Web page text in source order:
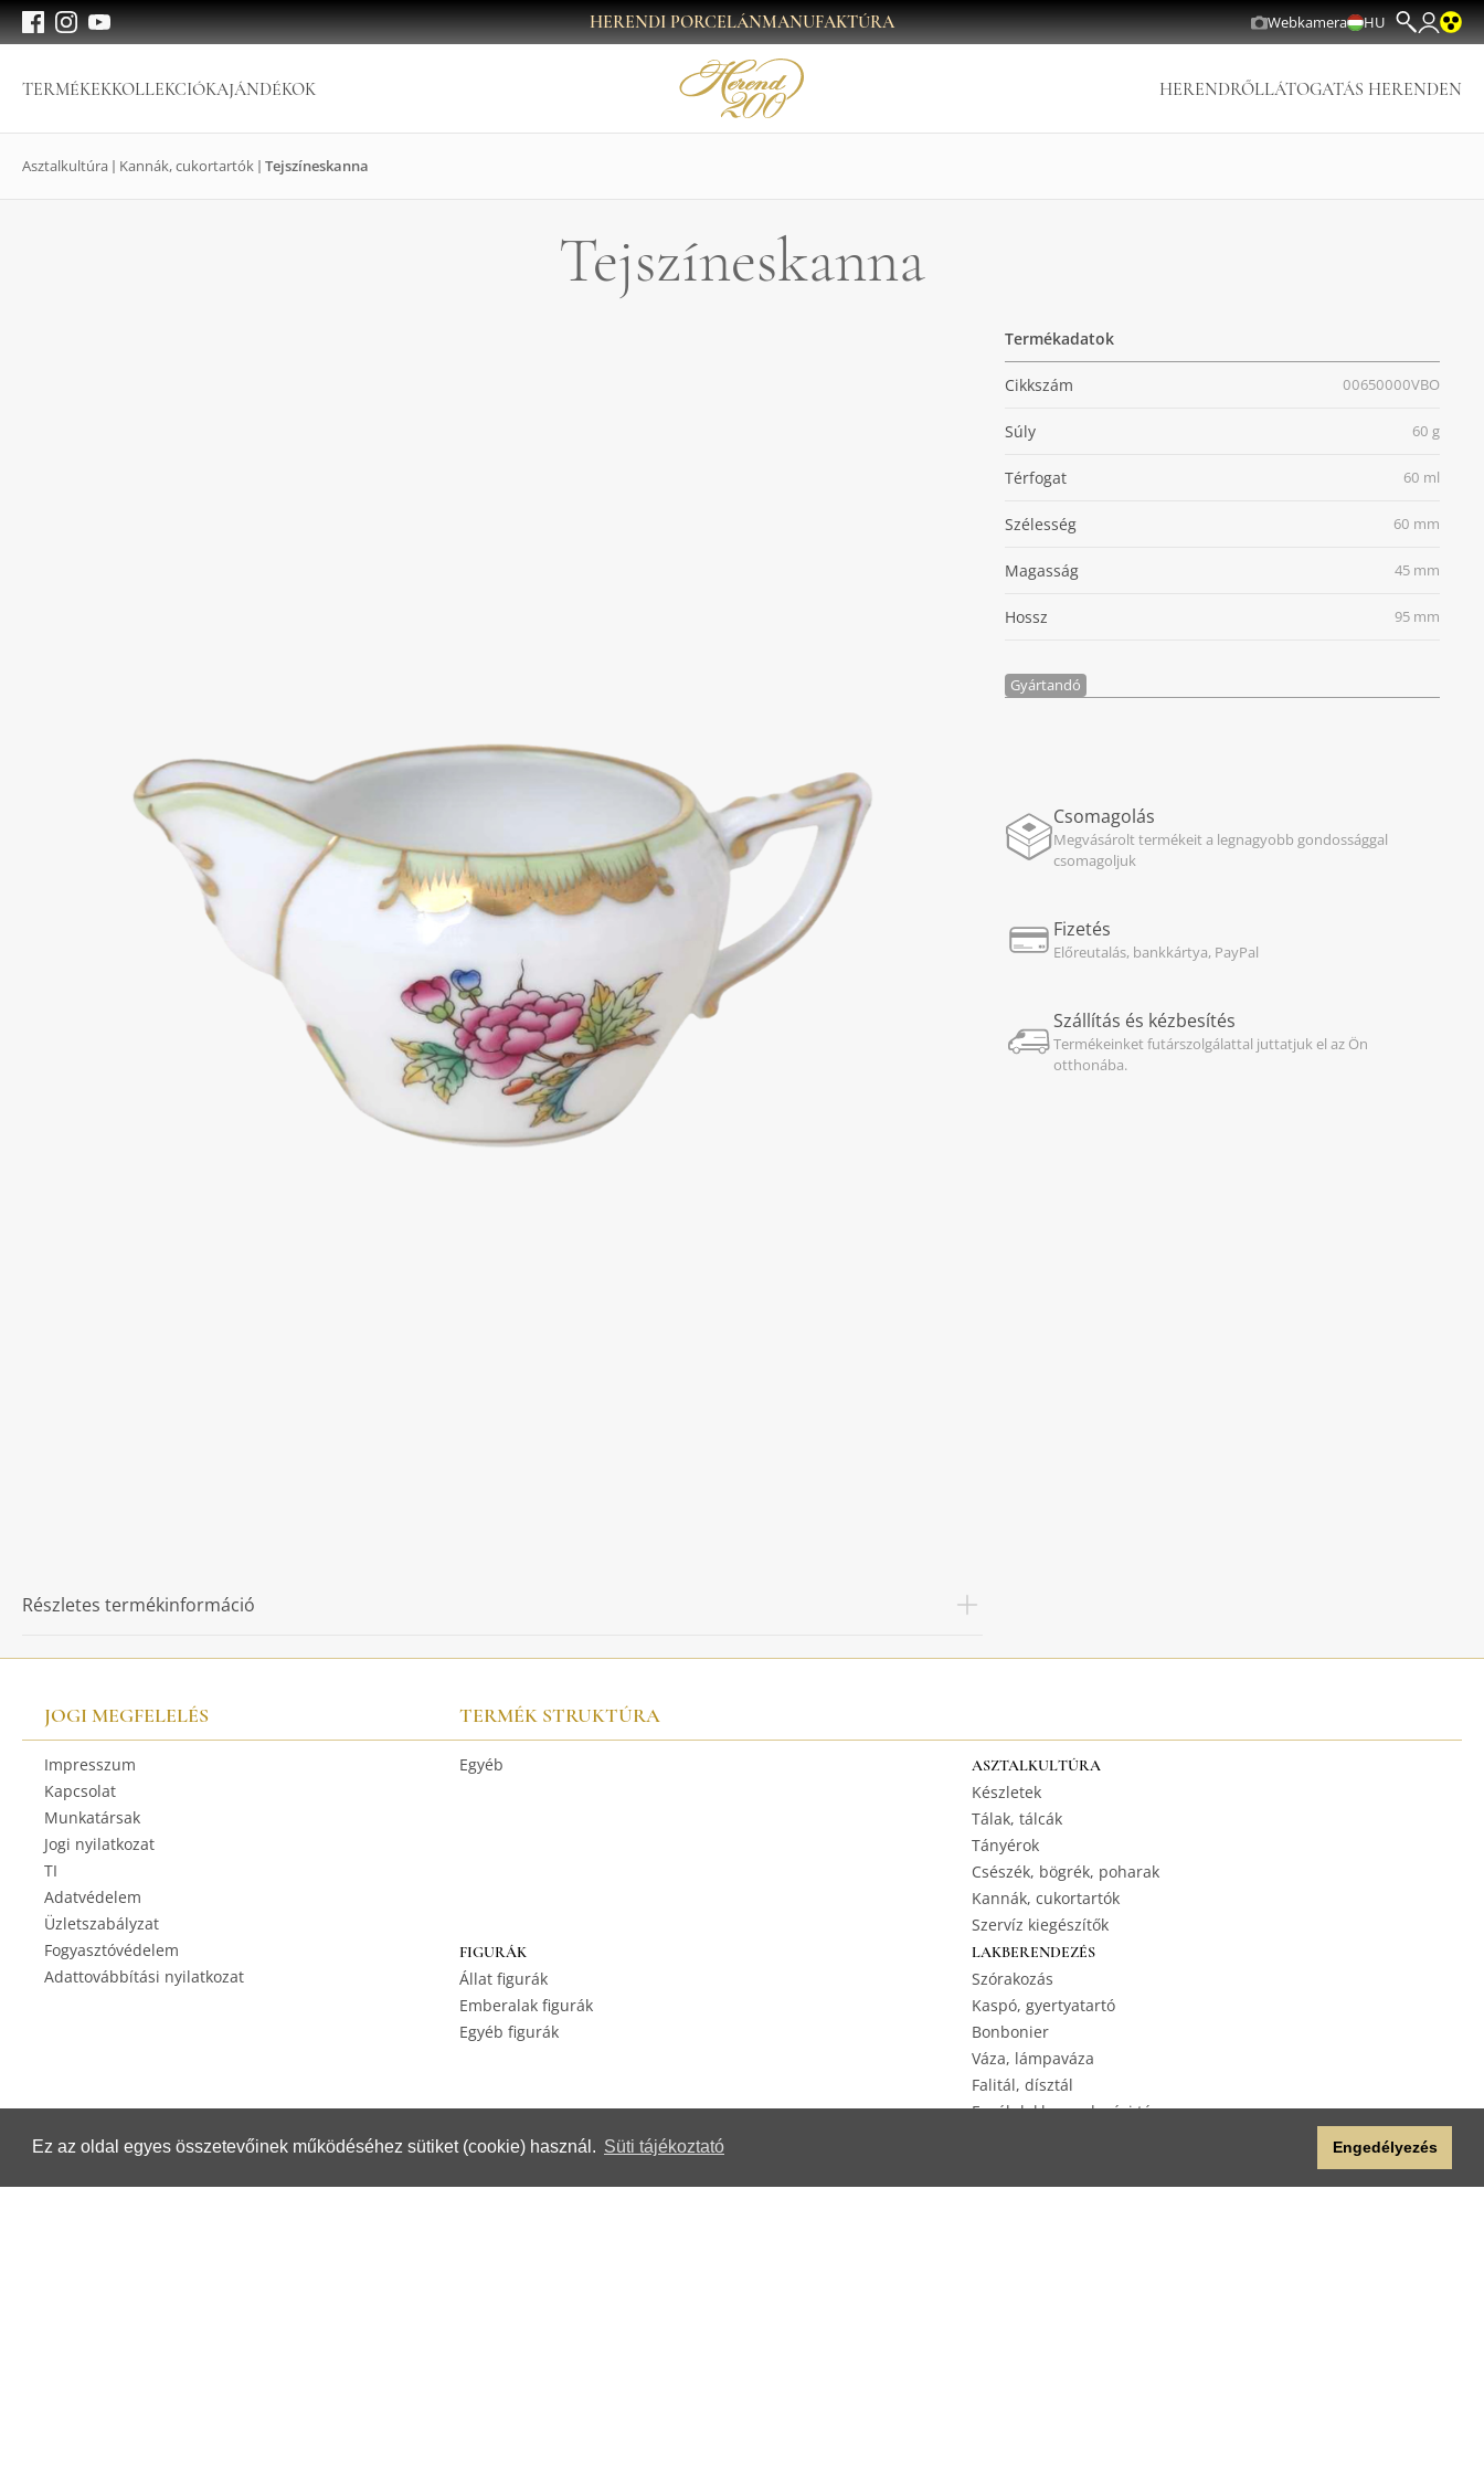
Ez az oldal egyes összetevőinek működéséhez sütiket (cookie) használ. Süti tájékoztató Engedélyezés
HERENDI PORCELÁNMANUFAKTÚRA Webkamera HU
TERMÉKEKKOLLEKCIÓKAJÁNDÉKOK HERENDRŐLLÁTOGATÁS HERENDEN
Asztalkultúra Kannák, cukortartók Tejszíneskanna
Tejszíneskanna
Részletes termékinformáció
Termékadatok
Cikkszám 00650000VBO
Súly 60 g
Térfogat 60 ml
Szélesség 60 mm
Magasság 45 mm
Hossz 95 mm
Gyártandó
Csomagolás
Megvásárolt termékeit a legnagyobb gondossággal
csomagoljuk
Fizetés
Előreutalás, bankkártya, PayPal
Szállítás és kézbesítés
Termékeinket futárszolgálattal juttatjuk el az Ön
otthonába.
JOGI MEGFELELÉS
Impresszum
Kapcsolat
Munkatársak
Jogi nyilatkozat
TI
Adatvédelem
Üzletszabályzat
Fogyasztóvédelem
Adattovábbítási nyilatkozat
TERMÉK STRUKTÚRA
Egyéb ASZTALKULTÚRA
Készletek
Tálak, tálcák
Tányérok
Csészék, bögrék, poharak
Kannák, cukortartók
Szervíz kiegészítők
FIGURÁK
Állat figurák
Emberalak figurák
Egyéb figurák
LAKBERENDEZÉS
Szórakozás
Kaspó, gyertyatartó
Bonbonier
Váza, lámpaváza
Falitál, dísztál
Egyéb lakberendezési tárgy